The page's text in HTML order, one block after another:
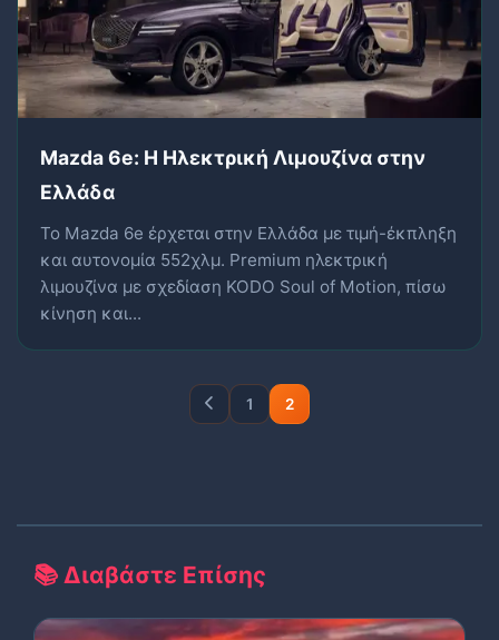
Mazda 6e: Η Ηλεκτρική Λιμουζίνα στην
Ελλάδα
Το Mazda 6e έρχεται στην Ελλάδα με τιμή-έκπληξη
και αυτονομία 552χλμ. Premium ηλεκτρική
λιμουζίνα με σχεδίαση KODO Soul of Motion, πίσω
κίνηση και...
1 2
📚 Διαβάστε Επίσης